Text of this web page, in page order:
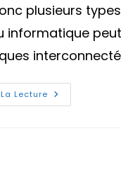
plusieurs
informatique
Lecture Types
De